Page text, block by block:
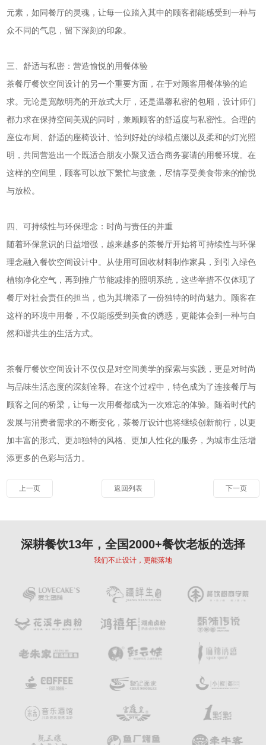
元素，如同餐厅的灵魂，让每一位踏入其中的顾客都能感受到一种与
众不同的气息，留下深刻的印象。
三、舒适与私密：营造愉悦的用餐体验
茶餐厅餐饮空间设计的另一个重要方面，在于对顾客用餐体验的追
求。无论是宽敞明亮的开放式大厅，还是温馨私密的包厢，设计师们
都力求在保持空间美观的同时，兼顾顾客的舒适度与私密性。合理的
座位布局、舒适的座椅设计、恰到好处的绿植点缀以及柔和的灯光照
明，共同营造出一个既适合朋友小聚又适合商务宴请的用餐环境。在
这样的空间里，顾客可以放下繁忙与疲惫，尽情享受美食带来的愉悦
与放松。
四、可持续性与环保理念：时尚与责任的并重
随着环保意识的日益增强，越来越多的茶餐厅开始将可持续性与环保
理念融入餐饮空间设计中。从使用可回收材料制作家具，到引入绿色
植物净化空气，再到推广节能减排的照明系统，这些举措不仅体现了
餐厅对社会责任的担当，也为其增添了一份独特的时尚魅力。顾客在
这样的环境中用餐，不仅能感受到美食的诱惑，更能体会到一种与自
然和谐共生的生活方式。
茶餐厅餐饮空间设计不仅仅是对空间美学的探索与实践，更是对时尚
与品味生活态度的深刻诠释。在这个过程中，特色成为了连接餐厅与
顾客之间的桥梁，让每一次用餐都成为一次难忘的体验。随着时代的
发展与消费者需求的不断变化，茶餐厅设计也将继续创新前行，以更
加丰富的形式、更加独特的风格、更加人性化的服务，为城市生活增
添更多的色彩与活力。
上一页 返回列表 下一页
深耕餐饮13年，全国2000+餐饮老板的选择
我们不止设计，更能落地